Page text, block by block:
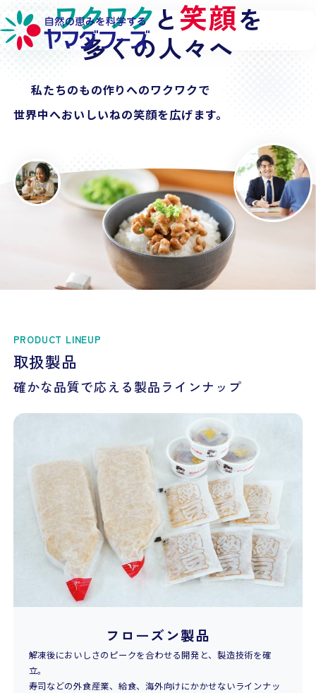
本文へ移動 ワクワクと笑顔を
多くの人々へ
私たちのもの作りへのワクワクで
世界中へおいしいねの笑顔を広げます。
私たちの探求心で
納豆の世界を広げる
チルドから冷凍、フリーズドライへ。
食卓から業務用、そして世界へ。
PRODUCT LINEUP
取扱製品
確かな品質で応える製品ラインナップ
フローズン製品
解凍後においしさのピークを合わせる開発と、製造技術を確
立。
寿司などの外食産業、給食、海外向けにかかせないラインナッ